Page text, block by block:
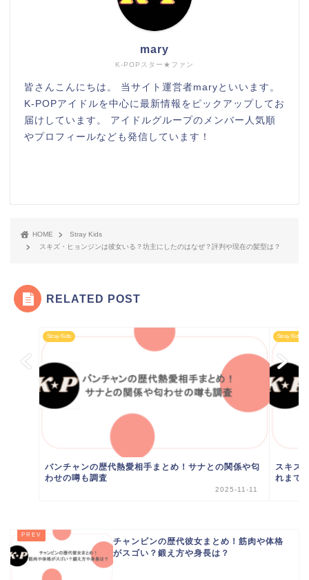
K-POPスター★ファン
mary
皆さんこんにちは。 当サイト運営者maryといいます。
K-POPアイドルを中心に最新情報をピックアップしてお
届けしています。 アイドルグループのメンバー人気順
やプロフィールなども発信しています！
HOME
Stray Kids
スキズ・ヒョンジンは彼女いる？坊主にしたのはなぜ？評判や現在の髪型は？
RELATED POST
Stray Kids
バンチャンの歴代熱愛相手まとめ！サナとの関係や匂
わせの噂も調査
2025-11-11
Stray Kids
スキズ
れまで
チャンビンの歴代彼女まとめ！筋肉や体格
がスゴい？鍛え方や身長は？